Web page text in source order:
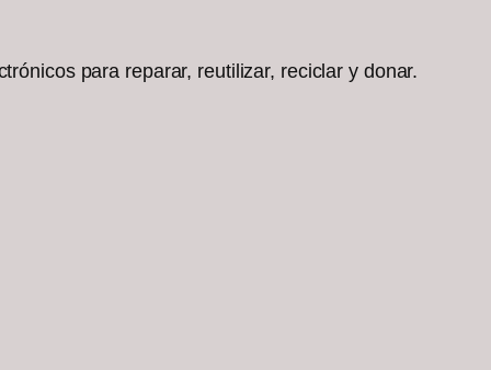
para reparar, reutilizar, reciclar y donar.